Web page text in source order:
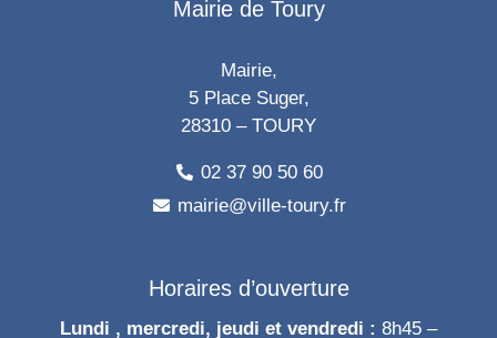
Mairie de Toury
Mairie,
5 Place Suger,
28310 – TOURY
02 37 90 50 60
mairie@ville-toury.fr
Horaires d’ouverture
Lundi , mercredi, jeudi et vendredi : 8h45 –